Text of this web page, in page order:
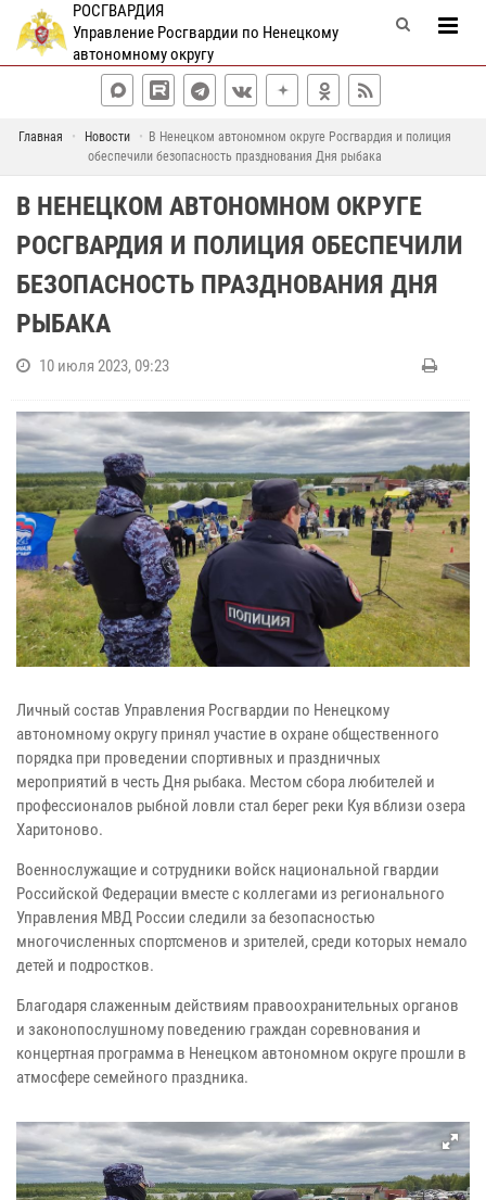
РОСГВАРДИЯ
Управление Росгвардии по Ненецкому
автономному округу
Главная Новости
В Ненецком автономном округе Росгвардия и полиция
обеспечили безопасность празднования Дня рыбака
В НЕНЕЦКОМ АВТОНОМНОМ ОКРУГЕ
РОСГВАРДИЯ И ПОЛИЦИЯ ОБЕСПЕЧИЛИ
БЕЗОПАСНОСТЬ ПРАЗДНОВАНИЯ ДНЯ
РЫБАКА
10 июля 2023, 09:23
Личный состав Управления Росгвардии по Ненецкому
автономному округу принял участие в охране общественного
порядка при проведении спортивных и праздничных
мероприятий в честь Дня рыбака. Местом сбора любителей и
профессионалов рыбной ловли стал берег реки Куя вблизи озера
Харитоново.
Военнослужащие и сотрудники войск национальной гвардии
Российской Федерации вместе с коллегами из регионального
Управления МВД России следили за безопасностью
многочисленных спортсменов и зрителей, среди которых немало
детей и подростков.
Благодаря слаженным действиям правоохранительных органов
и законопослушному поведению граждан соревнования и
концертная программа в Ненецком автономном округе прошли в
атмосфере семейного праздника.